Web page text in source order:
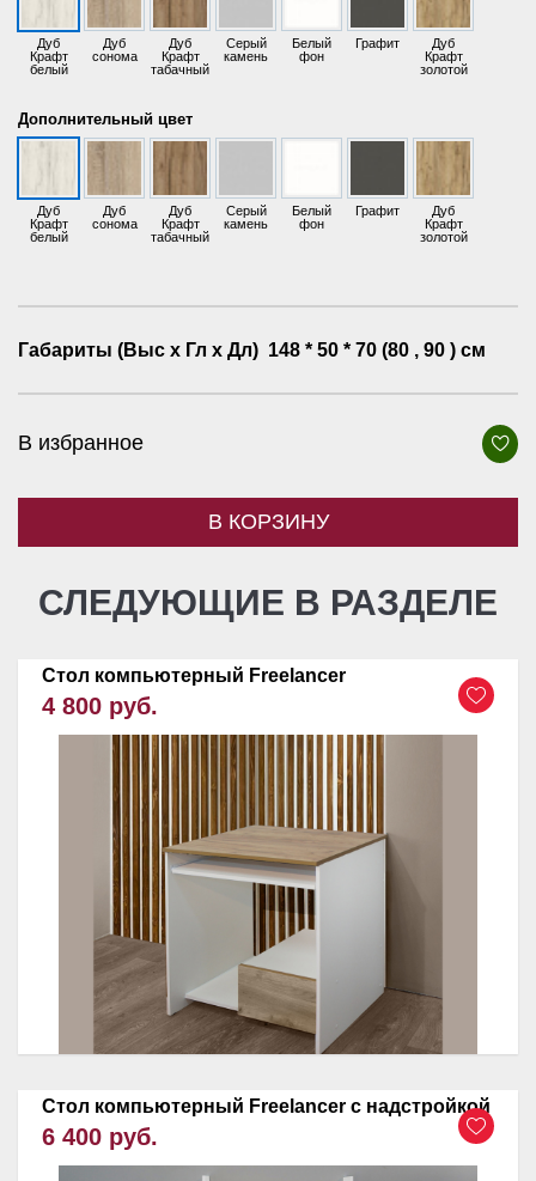
Дуб
Крафт
белый
Дуб
сонома
Дуб
Крафт
табачный
Серый
камень
Белый
фон
Графит Дуб
Крафт
золотой
Дополнительный цвет
Дуб
Крафт
белый
Дуб
сонома
Дуб
Крафт
табачный
Серый
камень
Белый
фон
Графит Дуб
Крафт
золотой
Габариты (Выс х Гл х Дл) 148 * 50 * 70 (80 , 90 ) см
В избранное
В КОРЗИНУ
СЛЕДУЮЩИЕ В РАЗДЕЛЕ
Стол компьютерный Freelancer
4 800 руб.
Стол компьютерный Freelancer с надстройкой
6 400 руб.